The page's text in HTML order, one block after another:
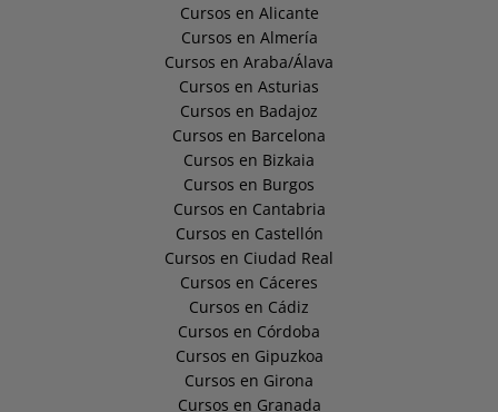
Cursos en Alicante
Cursos en Almería
Cursos en Araba/Álava
Cursos en Asturias
Cursos en Badajoz
Cursos en Barcelona
Cursos en Bizkaia
Cursos en Burgos
Cursos en Cantabria
Cursos en Castellón
Cursos en Ciudad Real
Cursos en Cáceres
Cursos en Cádiz
Cursos en Córdoba
Cursos en Gipuzkoa
Cursos en Girona
Cursos en Granada